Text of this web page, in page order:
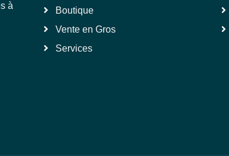
à
Boutique
Vente en Gros
Services